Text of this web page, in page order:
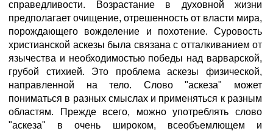
справедливости. Возрастание в духовной жизни
предполагает очищение, отрешенность от власти мира,
порождающего вожделение и похотение. Суровость
христианской аскезы была связана с отталкиванием от
язычества и необходимостью победы над варварской,
грубой стихией. Это проблема аскезы физической,
направленной на тело. Слово "аскеза" может
пониматься в разных смыслах и применяться к разным
областям. Прежде всего, можно употреблять слово
"аскеза" в очень широком, всеобъемлющем и